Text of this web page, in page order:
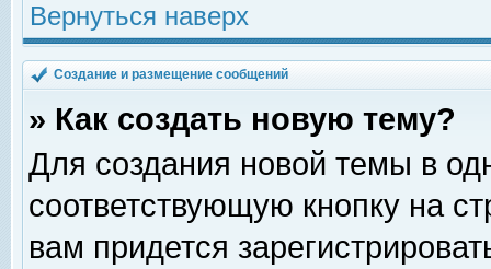
Вернуться наверх
Создание и размещение сообщений
» Как создать новую тему?
Для создания новой темы в
соответствующую кнопку на
вам придется